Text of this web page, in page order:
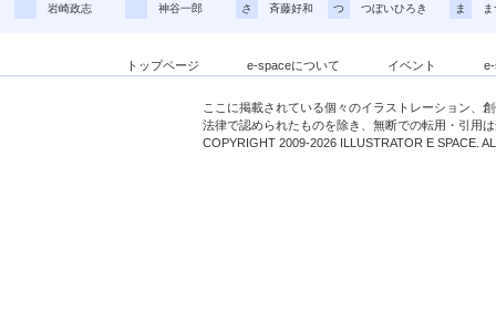
岩崎政志
神谷一郎
さ
斉藤好和
つ
つぼいひろき
ま
トップページ e-spaceについて イベント
ここに掲載されている個々のイラストレーション、
法律で認められたものを除き、無断での転用・引用
COPYRIGHT 2009-2026 ILLUSTRATOR E SPACE.